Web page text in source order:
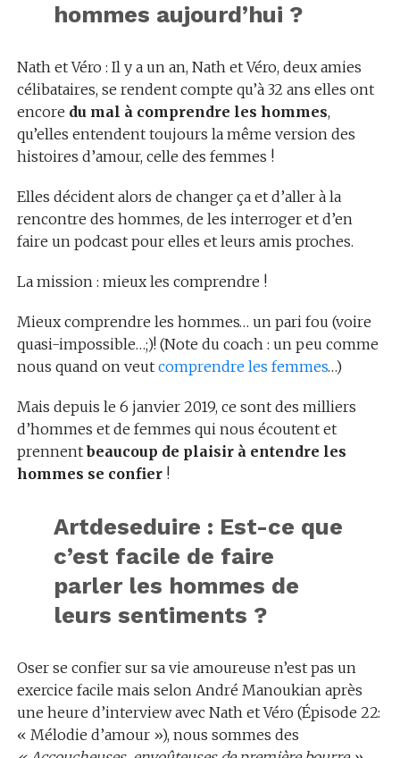
hommes aujourd’hui ?
Nath et Véro : Il y a un an, Nath et Véro, deux amies
célibataires, se rendent compte qu’à 32 ans elles ont
encore du mal à comprendre les hommes,
qu’elles entendent toujours la même version des
histoires d’amour, celle des femmes !
Elles décident alors de changer ça et d’aller à la
rencontre des hommes, de les interroger et d’en
faire un podcast pour elles et leurs amis proches.
La mission : mieux les comprendre !
Mieux comprendre les hommes… un pari fou (voire
quasi-impossible…;)! (Note du coach : un peu comme
nous quand on veut comprendre les femmes…)
Mais depuis le 6 janvier 2019, ce sont des milliers
d’hommes et de femmes qui nous écoutent et
prennentbeaucoup de plaisir à entendre les
hommes se confier!
Artdeseduire : Est-ce que
c’est facile de faire
parler les hommes de
leurs sentiments ?
Oser se confier sur sa vie amoureuse n’est pas un
exercice facile mais selon André Manoukian après
une heure d’interview avec Nath et Véro (Épisode 22:
« Mélodie d’amour »), nous sommes des